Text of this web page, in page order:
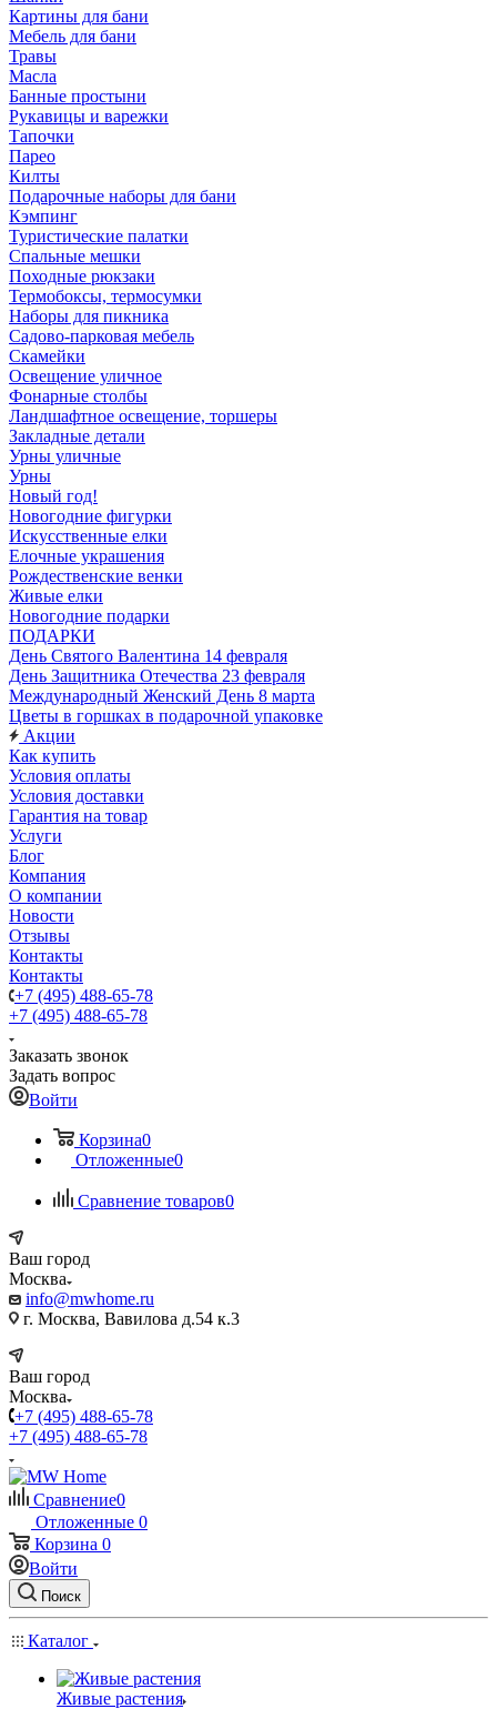
Картины для бани
Мебель для бани
Травы
Масла
Банные простыни
Рукавицы и варежки
Тапочки
Парео
Килты
Подарочные наборы для бани
Кэмпинг
Туристические палатки
Спальные мешки
Походные рюкзаки
Термобоксы, термосумки
Наборы для пикника
Садово-парковая мебель
Скамейки
Освещение уличное
Фонарные столбы
Ландшафтное освещение, торшеры
Закладные детали
Урны уличные
Урны
Новый год!
Новогодние фигурки
Искусственные елки
Елочные украшения
Рождественские венки
Живые елки
Новогодние подарки
ПОДАРКИ
День Святого Валентина 14 февраля
День Защитника Отечества 23 февраля
Международный Женский День 8 марта
Цветы в горшках в подарочной упаковке
Акции
Как купить
Условия оплаты
Условия доставки
Гарантия на товар
Услуги
Блог
Компания
О компании
Новости
Отзывы
Контакты
Контакты
+7 (495) 488-65-78
+7 (495) 488-65-78
Заказать звонок
Задать вопрос
Войти
Корзина0
Отложенные0
Сравнение товаров0
Ваш город
Москва
info@mwhome.ru
г. Москва, Вавилова д.54 к.3
Ваш город
Москва
+7 (495) 488-65-78
+7 (495) 488-65-78
Сравнение0
Отложенные 0
Корзина 0
Войти
Поиск
Каталог
Живые растения